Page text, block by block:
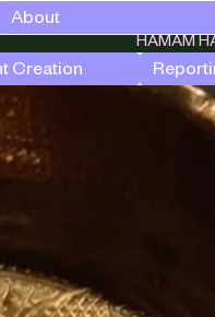
About
HAMAM
Creation